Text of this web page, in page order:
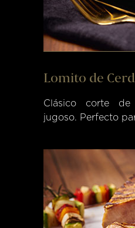
Lomito de
Clásico corte
jugoso. Perfecto